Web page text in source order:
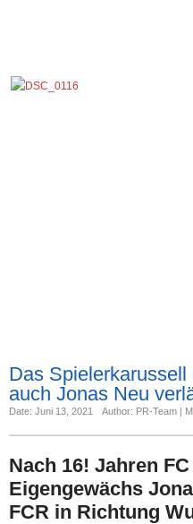
Das
auch Jonas Neu
Date: Juni 13, 2021 Author: PR-Team |
Nach 16! Jahren
Eigengewächs
FCR in Richtung